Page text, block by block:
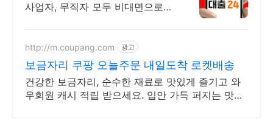
사업자, 무직자 모두 비대면으로
http://m.coupang.com 광고
보금자리 쿠팡 오늘주문 내일도착 로켓배송
건강한 보금자리, 순수한 재료로 맛있게 즐기고 와
우회원 캐시 적립 받으세요. 입안 가득 퍼지는 맛있